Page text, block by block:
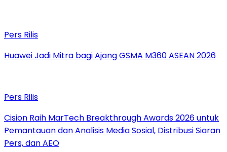
Pers Rilis
Huawei Jadi Mitra bagi Ajang GSMA M360 ASEAN 2026
Pers Rilis
Cision Raih MarTech Breakthrough Awards 2026 untuk
Pemantauan dan Analisis Media Sosial, Distribusi Siaran
Pers, dan AEO